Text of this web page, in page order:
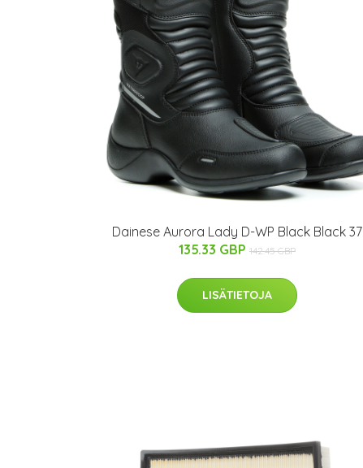
Dainese Aurora Lady D-WP Black Black 37
135.33 GBP 142.45 GBP
LISÄTIETOJA